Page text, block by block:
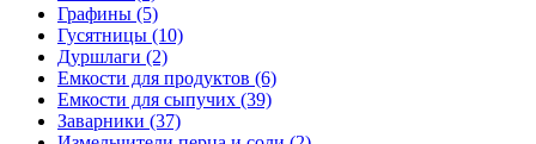
Графины (5)
Гусятницы (10)
Дуршлаги (2)
Емкости для продуктов (6)
Емкости для сыпучих (39)
Заварники (37)